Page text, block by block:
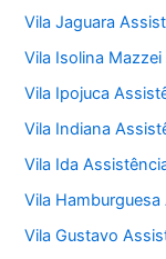
Vila Jaguara
Vila Isolina
Vila Ipojuca
Vila Indiana
Vila Ida
Vila
Vila Gustavo